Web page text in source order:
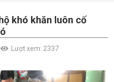
khó khăn luôn cố
Lượt xem: 2337